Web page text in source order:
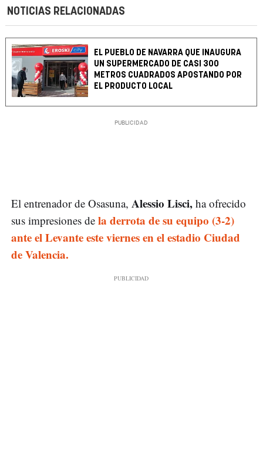
NOTICIAS RELACIONADAS
EL PUEBLO DE NAVARRA QUE INAUGURA
UN SUPERMERCADO DE CASI 300
METROS CUADRADOS APOSTANDO POR
EL PRODUCTO LOCAL
El entrenador de Osasuna, Alessio Lisci, ha ofrecido
sus impresiones de la derrota de su equipo (3-2)
ante el Levante este viernes en el estadio Ciudad
de Valencia.